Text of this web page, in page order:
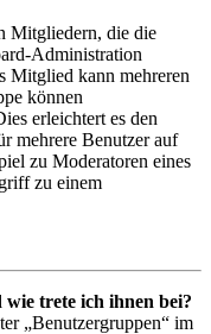
Mitgliedern, die die
Administration
Mitglied kann mehreren
können
erleichtert es den
mehrere Benutzer auf
zu Moderatoren eines
zu einem
trete ich ihnen bei?
„Benutzergruppen“ im